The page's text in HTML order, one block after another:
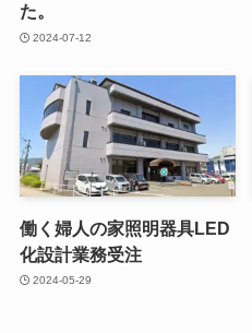
た。
2024-07-12
働く婦人の家照明器具LED
化設計業務受注
2024-05-29